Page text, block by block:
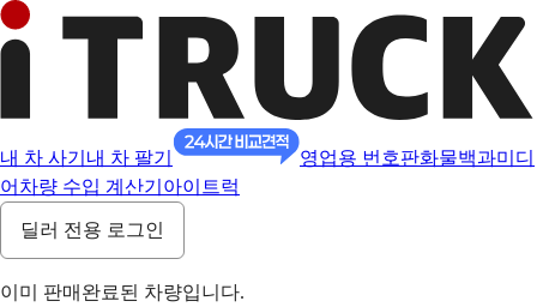
내 차 사기 내 차 팔기 영업용 번호판화물백과미디
어 차량 수입 계산기 아이트럭
딜러 전용 로그인
이미 판매완료된 차량입니다.